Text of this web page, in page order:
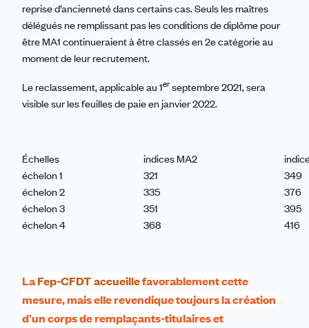
reprise d’ancienneté dans certains cas. Seuls les maîtres
délégués ne remplissant pas les conditions de diplôme pour
être MA1 continueraient à être classés en 2e catégorie au
moment de leur recrutement.
Le reclassement, applicable au 1erseptembre 2021, sera
visible sur les feuilles de paie en janvier 2022.
Échelles indices MA2
échelon 1
321
349
échelon 2
335
376
échelon 3
351
395
échelon 4
368 416
LaFep-CFDT accueillefavorablement cette
mesure, mais elle revendique toujours la création
d’un corps de remplaçants-titulaires et